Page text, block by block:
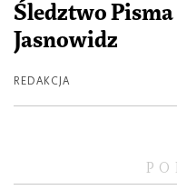
Śledztwo
Jasnowidz
REDAKCJA